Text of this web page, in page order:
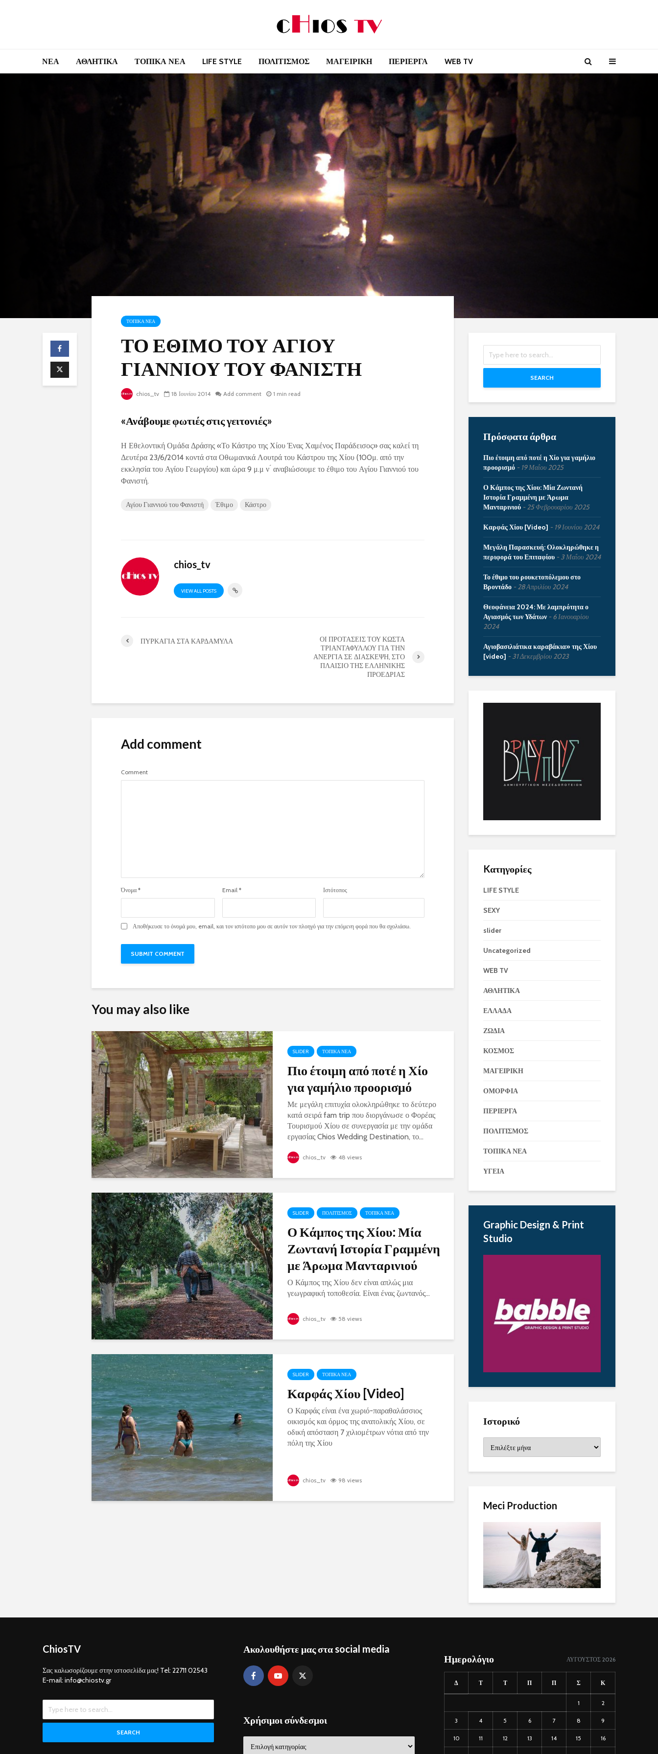
ΝΕΑ ΑΘΛΗΤΙΚΑ ΤΟΠΙΚΑ ΝΕΑ LIFE STYLE ΠΟΛΙΤΙΣΜΟΣ ΜΑΓΕΙΡΙΚΗ ΠΕΡΙΕΡΓΑ WEB TV
ΤΟΠΙΚΑ ΝΕΑ
ΤΟ ΕΘΙΜΟ ΤΟΥ ΑΓΙΟΥ
ΓΙΑΝΝΙΟΥ ΤΟΥ ΦΑΝΙΣΤΗ
chios_tv 18 Ιουνίου 2014 Add comment 1 min read
«Ανάβουμε φωτιές στις γειτονιές»
Η Εθελοντική Ομάδα Δράσης «Το Κάστρο της Χίου Ένας Χαμένος Παράδεισος» σας καλεί τη
Δευτέρα 23/6/2014 κοντά στα Οθωμανικά Λουτρά του Κάστρου της Χίου (100μ. από την
εκκλησία του Αγίου Γεωργίου) και ώρα 9 μ.μ ν ́ αναβιώσουμε το έθιμο του Αγίου Γιαννιού του
Φανιστή.
Αγίου Γιαννιού του Φανιστή Έθιμο Κάστρο
chios_tv
VIEW ALL POSTS
ΠΥΡΚΑΓΙΑ ΣΤΑ ΚΑΡΔΑΜΥΛΑ
ΟΙ ΠΡΟΤΑΣΕΙΣ ΤΟΥ ΚΩΣΤΑ
ΤΡΙΑΝΤΑΦΥΛΛΟΥ ΓΙΑ ΤΗΝ
ΑΝΕΡΓΙΑ ΣΕ ΔΙΑΣΚΕΨΗ, ΣΤΟ
ΠΛΑΙΣΙΟ ΤΗΣ ΕΛΛΗΝΙΚΗΣ
ΠΡΟΕΔΡΙΑΣ
Add comment
Comment
Όνομα * Email * Ιστότοπος
Αποθήκευσε το όνομά μου, email, και τον ιστότοπο μου σε αυτόν τον πλοηγό για την επόμενη φορά που θα σχολιάσω.
You may also like
SLIDER ΤΟΠΙΚΑ ΝΕΑ
Πιο έτοιμη από ποτέ η Χίο
για γαμήλιο προορισμό
Με μεγάλη επιτυχία ολοκληρώθηκε το δεύτερο
κατά σειρά fam trip που διοργάνωσε ο Φορέας
Τουρισμού Χίου σε συνεργασία με την ομάδα
εργασίας Chios Wedding Destination, το...
chios_tv 48 views
SLIDER ΠΟΛΙΤΙΣΜΟΣ ΤΟΠΙΚΑ ΝΕΑ
Ο Κάμπος της Χίου: Μία
Ζωντανή Ιστορία Γραμμένη
με Άρωμα Μανταρινιού
Ο Κάμπος της Χίου δεν είναι απλώς μια
γεωγραφική τοποθεσία. Είναι ένας ζωντανός...
chios_tv 58 views
SLIDER ΤΟΠΙΚΑ ΝΕΑ
Καρφάς Χίου [Video]
Ο Καρφάς είναι ένα χωριό-παραθαλάσσιος
οικισμός και όρμος της ανατολικής Χίου, σε
οδική απόσταση 7 χιλιομέτρων νότια από την
πόλη της Χίου
chios_tv 98 views
SEARCH
Πρόσφατα άρθρα
Πιο έτοιμη από ποτέ η Χίο για γαμήλιο
προορισμό
19 Μαΐου 2025
Ο Κάμπος της Χίου: Μία Ζωντανή
Ιστορία Γραμμένη με Άρωμα
Μανταρινιού
25 Φεβρουαρίου 2025
Καρφάς Χίου [Video] 19 Ιουνίου 2024
Μεγάλη Παρασκευή: Ολοκληρώθηκε η
περιφορά του Επιταφίου
3 Μαΐου 2024
Το έθιμο του ρουκετοπόλεμου στο
Βροντάδο
28 Απριλίου 2024
Θεοφάνεια 2024: Με λαμπρότητα ο
Αγιασμός των Υδάτων
6 Ιανουαρίου
2024
Αγιοβασιλιάτικα καραβάκια» της Χίου
[video]
31 Δεκεμβρίου 2023
Kατηγορίες
LIFE STYLE
SEXY
slider
Uncategorized
WEB TV
ΑΘΛΗΤΙΚΑ
ΕΛΛΑΔΑ
ΖΩΔΙΑ
ΚΟΣΜΟΣ
ΜΑΓΕΙΡΙΚΗ
ΟΜΟΡΦΙΑ
ΠΕΡΙΕΡΓΑ
ΠΟΛΙΤΙΣΜΟΣ
ΤΟΠΙΚΑ ΝΕΑ
ΥΓΕΙΑ
Graphic Design & Print
Studio
Ιστορικό
Meci Production
ChiosTV
Σας καλωσορίζουμε στην ιστοσελίδα μας! Tel: 22711 02543
E-mail: info@chiostv.gr
SEARCH
Ακολουθήστε μας στα social media
Χρήσιμοι σύνδεσμοι
σύνδεσμοι
Ημερολόγιο ΑΎΓΟΥΣΤΟΣ 2026
Δ Τ Τ Π Π Σ Κ
1 2
3 4 5 6 7 8 9
10 11 12 13 14 15 16